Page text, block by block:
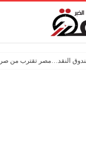
تقترب من صرف 2.7 مليار دولار بعد إتمام
في مصر… أجواء باردة مع